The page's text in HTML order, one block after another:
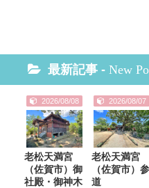
最新記事 - New
2026/08/08
老松天満宮
（佐賀市）御
社殿・御神木
2026/08/07
老松天満宮
（佐賀市）参
道